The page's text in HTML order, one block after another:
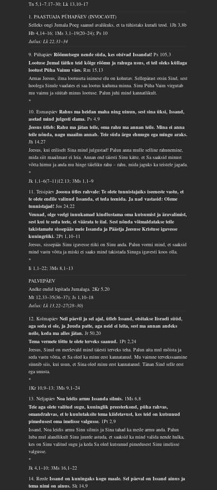
Tn 5,1–7.17–30; Lk 13,10–17
1. PAASTUAJA PÜHAPÄEV (INVOCAVIT)
Selleks ongi Jumala Poeg saanud avalikuks, et ta tühistaks kuradi teod. 1Jh 3,8b
Hb 4,14–16; 1Ms 3,1–19(20–24); Ps 10
Jutlus: Lk 22,31–34
9. PühapäevRõõmutsegu nende süda, kes otsivad Issandat!Ps 105,3
Lootuse Jumal täitku teid kõige rõõmu ja rahuga usus, et teil oleks küllaga
lootust Püha Vaimu väes.Rm 15,13
Armas Jeesus, ilma lootuseta inimese elu on kohutav. Sellepärast otsin Sind, sest
hoolega Sinule vaadates ei saa lootus kaduma minna. Sinu Püha Vaim virgutab
mu vaimu ja süütab minus lootuse. Palun juhi mind kannatlikult.
*
10. EsmaspäevRahus ma heidan maha ning uinun, sest sina üksi, Issand,
asetad mind julgesti elama.Ps 4,9
Jeesus ütleb: Rahu ma jätan teile, oma rahu ma annan teile. Mina ei anna
teile nõnda, nagu maailm annab. Teie süda ärgu ehmugu ega mingu araks.
Jh 14,27
Jeesus, kui eriliselt Sina mind julgustad! Palun anna mulle selline rahunemine,
mida siit maailmast ei leia. Annan end täiesti Sinu kätte, et Sa saaksid minust
võtta hirmu ja anda mu hinge täieliku rahu – rahu, mida jaguks ka teistele jagada.
*
Jk 1,1–6(7–11)12.13; 3Ms 1,1–9
11. TeisipäevJoosua ütles rahvale: Te olete tunnistajaiks iseeneste vastu, et
te olete endile valinud Issanda, et teda teenida. Ja nad vastasid: Oleme
tunnistajad!Jos 24,22
Vennad, olge veelgi innukamad kindlustama oma kutsumist ja äravalimist,
sest kui te seda teete, ei väärata te iial. Sest nõnda võimaldatakse teile
takistamatu sissepääs meie Issanda ja Päästja Jeesuse Kristuse igavesse
kuningriiki.2Pt 1,10–11
Jeesus, sissepääs Sinu igavesse riiki on Sinu anda. Palun vormi mind, et saaksid
mind vastu võtta ja miski ei saaks mind takistada Sinuga igavesti koos olla.
*
Ii 1,1–22; 3Ms 8,1–13
PALVEPÄEV
Andke endid lepitada Jumalaga.2Kr 5,20
Mt 12,33–35(36–37); Js 1,10–18
Jutlus: Lk 13,22–27(28–30)
12. KolmapäevNeil päevil ja sel ajal, ütleb Issand, otsitakse Iisraeli süüd,
aga seda ei ole, ja Juuda patte, aga neid ei leita, sest ma annan andeks
neile, keda ma alles jätan.Jr 50,20
Tema vermete tõttu te olete terveks saanud. 1Pt 2,24
Jeesus, Sinul on meelevald mind täiesti terveks teha. Palun aita mul mõista ja
seda vastu võtta, et Sa oled ka minu eest kannatanud. Mu vaimne tervekssaamine
sünnib siis, kui usun, et Sina oled minu eest kannatanud. Tänan Sind selle eest
ega unusta.
*
1Kr 10,9–13; 3Ms 9,1–24
13. NeljapäevNoa leidis armu Issanda silmis. 1Ms 6,8
Teie aga olete valitud sugu, kuninglik preesterkond, püha rahvas,
omandrahvas, et te kuulutaksite tema kiidetavust, kes teid on kutsunud
pimedusest oma imelisse valgusse. 1Pt 2,9
Issand, Noa leidis armu Sinu silmis ja Sina tahad ka meile armu anda. Palun
luba mul alandlikult Sinu juurde astuda, et saaksid ka mind valida nende hulka,
kes on Sinu valitud sugu ja keda Sa oled kutsunud pimedusest Sinu imelisse
valgusse.
*
Jk 4,1–10; 3Ms 16,1–22
14. ReedeIssand on kuningaks kogu maale. Sel päeval on Issand ainus ja
tema nimi on ainus.Sk 14,9